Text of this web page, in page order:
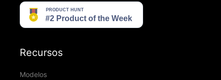
Recursos
Modelos